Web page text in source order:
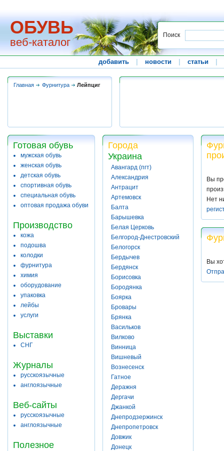
ОБУВЬ
веб-каталог
Поиск
добавить новости статьи
Главная Фурнитура Лейпциг
Готовая обувь
мужская обувь
женская обувь
детская обувь
спортивная обувь
специальная обувь
оптовая продажа обуви
Производство
кожа
подошва
колодки
фурнитура
химия
оборудование
упаковка
лейбы
услуги
Выставки
СНГ
Журналы
русскоязычные
англоязычные
Веб-сайты
русскоязычные
англоязычные
Полезное
Города
Украина
Авангард (пгт)
Александрия
Антрацит
Артемовск
Балта
Барышевка
Белая Церковь
Белгород-Днестровский
Белогорск
Бердычев
Бердянск
Борисовка
Бородянка
Боярка
Бровары
Брянка
Васильков
Вилково
Винница
Вишневый
Вознесенск
Гатное
Деражня
Дергачи
Джанкой
Днепродзержинск
Днепропетровск
Довжик
Донецк
Вы
Нет
Вы